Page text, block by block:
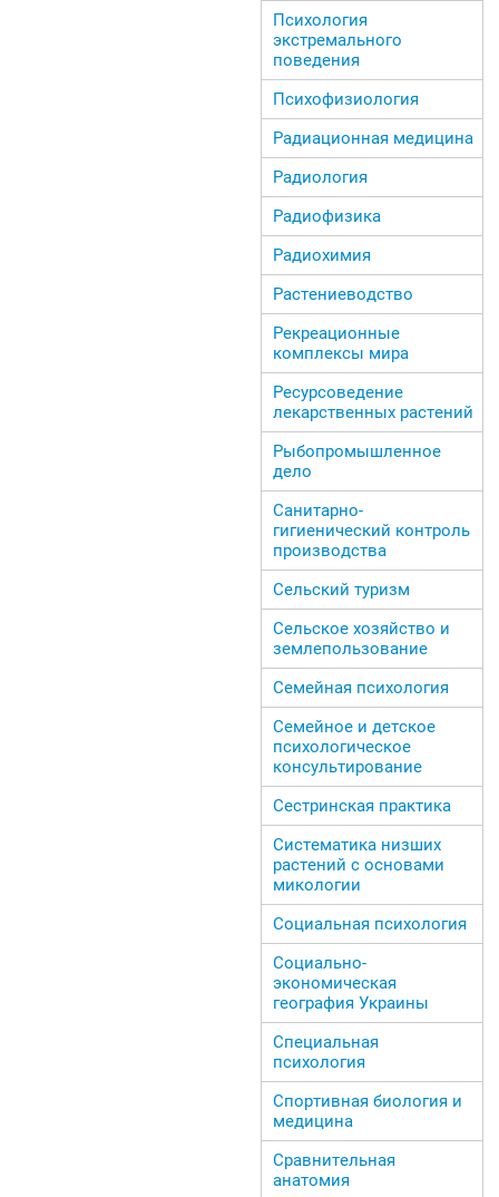
Психология
экстремального
поведения
Психофизиология
Радиационная медицина
Радиология
Радиофизика
Радиохимия
Растениеводство
Рекреационные
комплексы мира
Ресурсоведение
лекарственных растений
Рыбопромышленное
дело
Санитарно-
гигиенический контроль
производства
Сельский туризм
Сельское хозяйство и
землепользование
Семейная психология
Семейное и детское
психологическое
консультирование
Сестринская практика
Систематика низших
растений с основами
микологии
Социальная психология
Социально-
экономическая
география Украины
Специальная
психология
Спортивная биология и
медицина
Сравнительная
анатомия